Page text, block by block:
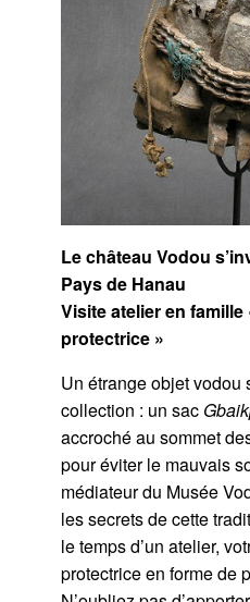
Le château Vodou
Pays de Hanau
Visite atelier en famille
protectrice »
Un étrange objet vodou
collection : un sac
accroché au sommet
pour éviter le mauvais
médiateur du Musée
les secrets de cette
le temps d’un atelier,
protectrice en forme de